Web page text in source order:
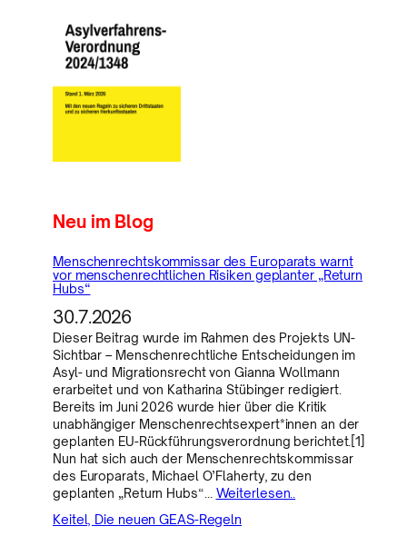
Neu im Blog
Menschenrechtskommissar des Europarats warnt
vor menschenrechtlichen Risiken geplanter „Return
Hubs“
30.7.2026
Dieser Beitrag wurde im Rahmen des Projekts UN-
Sichtbar – Menschenrechtliche Entscheidungen im
Asyl- und Migrationsrecht von Gianna Wollmann
erarbeitet und von Katharina Stübinger redigiert.
Bereits im Juni 2026 wurde hier über die Kritik
unabhängiger Menschenrechtsexpert*innen an der
geplanten EU-Rückführungsverordnung berichtet.[1]
Nun hat sich auch der Menschenrechtskommissar
des Europarats, Michael O’Flaherty, zu den
geplanten „Return Hubs“… Weiterlesen..
Keitel, Die neuen GEAS-Regeln